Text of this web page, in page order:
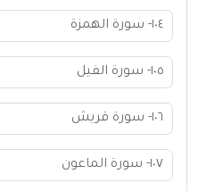
١٠٤- سورة الهمزة
١٠٥- سورة الفيل
١٠٦- سورة قريش
١٠٧- سورة الماعون